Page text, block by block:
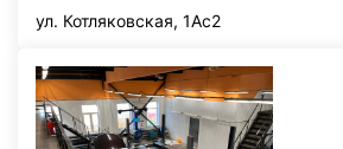
ул. Котляковская, 1Ас2